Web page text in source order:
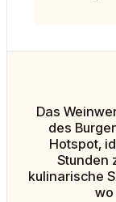
Das
des
Hotspot,
Stunden
kulinarische
wo